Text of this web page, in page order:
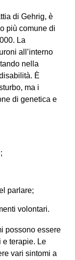
di Gehrig, è
più comune di
La
all’interno
nella
È
ma i
di genetica e
parlare;
volontari.
possono essere
e terapie. Le
vari sintomi a